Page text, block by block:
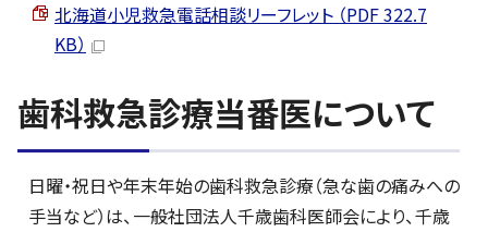
北海道小児救急電話相談リーフレット （PDF 322.7
KB）
歯科救急診療当番医について
日曜・祝日や年末年始の歯科救急診療（急な歯の痛みへの
手当など）は、一般社団法人千歳歯科医師会により、千歳